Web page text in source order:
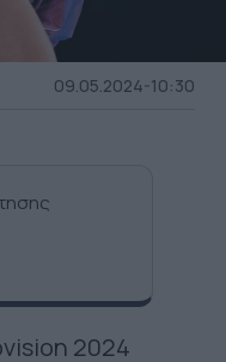
09.05.2024-10:30
2024